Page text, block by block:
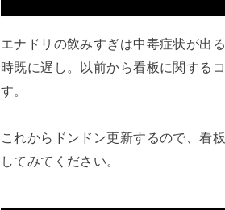
エナドリの飲みすぎは中毒症状が出
時既に遅し。以前から看板に関する
す。
これからドンドン更新するので、看
してみてください。